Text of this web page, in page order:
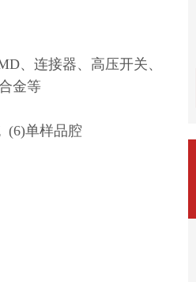
、连接器、高压开关、
金等
(6)单样品腔